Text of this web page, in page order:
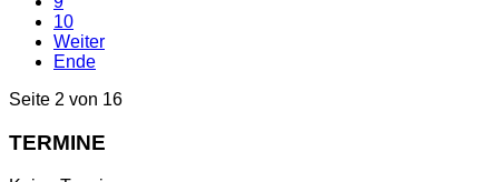
10
Weiter
Ende
Seite 2 von 16
TERMINE